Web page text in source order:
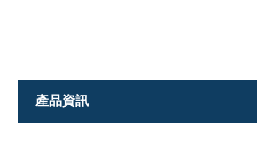
產品資訊